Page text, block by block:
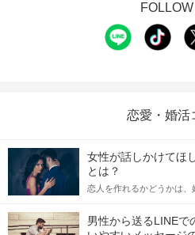
恋愛・婚活
女性が話しかけてほ
とは？
恋人を作れるかどうかは
てアプローチできるかにも
格的に始めようとしている
男性から送るLINEで